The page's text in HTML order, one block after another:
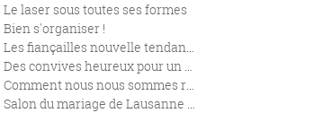
Le laser sous toutes ses formes
Bien s'organiser !
Les fiançailles nouvelle tendance
Des convives heureux pour un banquet réussi
Comment nous nous sommes rencontrés !
Salon du mariage de Lausanne 2019